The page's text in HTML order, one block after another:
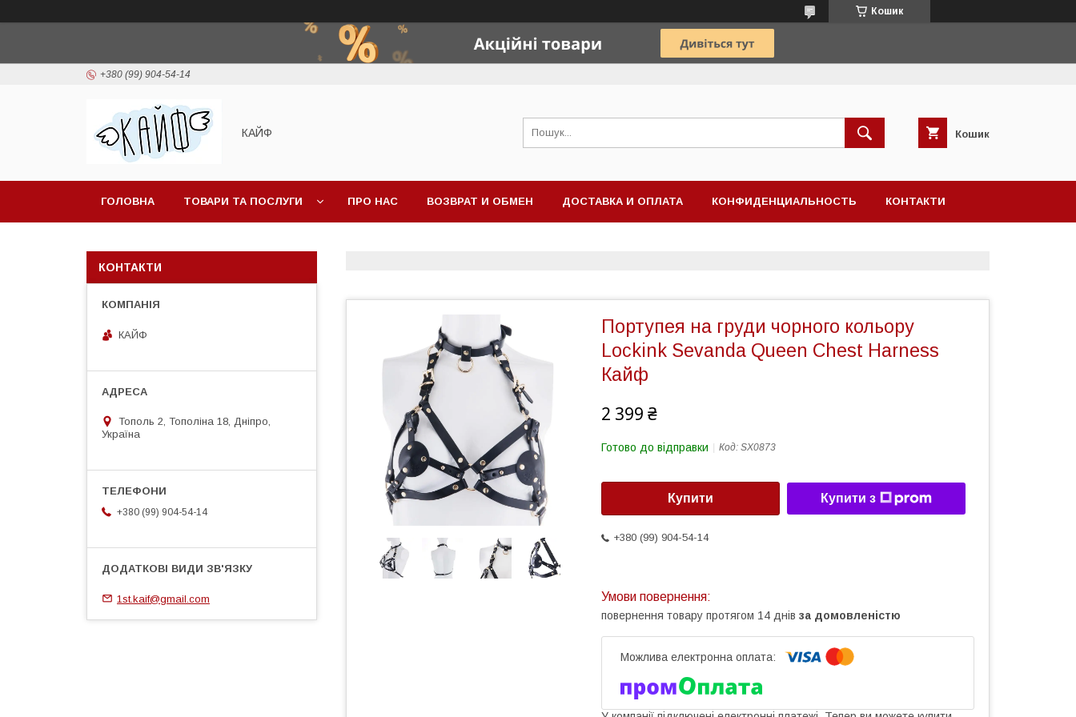
Кошик
+380 (99) 904-54-14
КАЙФ Кошик
ГОЛОВНА ТОВАРИ ТА ПОСЛУГИ ПРО НАС ВОЗВРАТ И ОБМЕН ДОСТАВКА И ОПЛАТА КОНФИДЕНЦИАЛЬНОСТЬ КОНТАКТИ
Портупея на груди чорного кольору
Lockink Sevanda Queen Chest Harness
Кайф
2 399 ₴
Готово до відправки Код: SX0873
Купити Купити з
+380 (99) 904-54-14
повернення товару протягом 14 днів за домовленістю
КОНТАКТИ
КАЙФ
Тополь 2, Тополіна 18, Дніпро,
Україна
+380 (99) 904-54-14
1st.kaif@gmail.com